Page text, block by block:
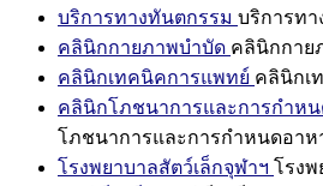
บริการทางทันตกรรม บริการท
คลินิกกายภาพบำบัด คลินิกกาย
คลินิกเทคนิคการแพทย์ คลินิกเ
คลินิกโภชนาการและการกำหน
โภชนาการและการกำหนดอาห
โรงพยาบาลสัตว์เล็กจุฬาฯ โรงพ